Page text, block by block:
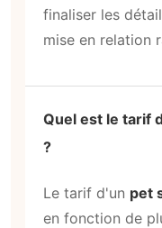
finaliser les
mise en relation
Quel est le tarif
?
Le tarif d'un pet
en fonction de